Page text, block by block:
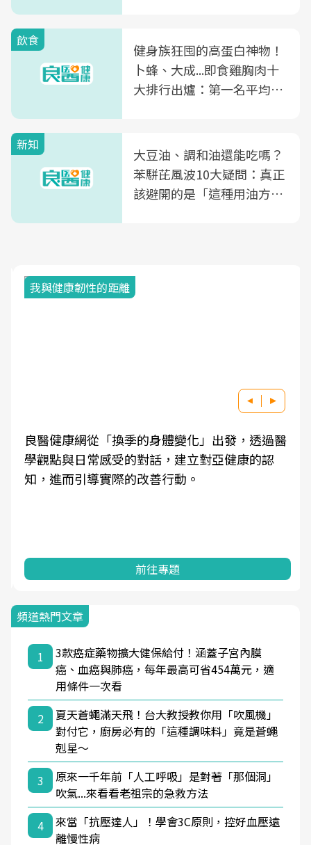
飲食
健身族狂囤的高蛋白神物！
卜蜂、大成...即食雞胸肉十
大排行出爐：第一名平均一
新知
大豆油、調和油還能吃嗎？
苯駢芘風波10大疑問：真正
該避開的是「這種用油方
我與健康韌性的距離
良醫健康網從「換季的身體變化」出發，透過醫
學觀點與日常感受的對話，建立對亞健康的認
知，進而引導實際的改善行動。
前往專題
頻道熱門文章
1
3款癌症藥物擴大健保給付！涵蓋子宮內膜
癌、血癌與肺癌，每年最高可省454萬元，適
用條件一次看
2
夏天蒼蠅滿天飛！台大教授教你用「吹風機」
對付它，廚房必有的「這種調味料」竟是蒼蠅
剋星～
3
原來一千年前「人工呼吸」是對著「那個洞」
吹氣...來看看老祖宗的急救方法
4
來當「抗壓達人」！學會3C原則，控好血壓遠
離慢性病